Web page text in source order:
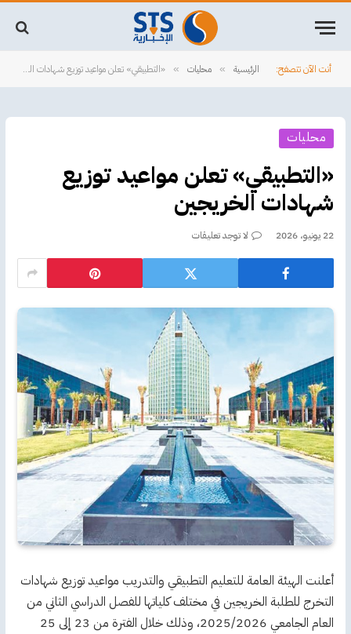
أنت الآن تتصفح: الرئيسية » محليات » «التطبيقي» تعلن مواعيد توزيع شهادات الخريجين
محليات
«التطبيقي» تعلن مواعيد توزيع
شهادات الخريجين
22 يونيو، 2026 لا توجد تعليقات
أعلنت الهيئة العامة للتعليم التطبيقي والتدريب مواعيد توزيع شهادات
التخرج للطلبة الخريجين في مختلف كلياتها للفصل الدراسي الثاني من
العام الجامعي 2025/2026، وذلك خلال الفترة من 23 إلى 25